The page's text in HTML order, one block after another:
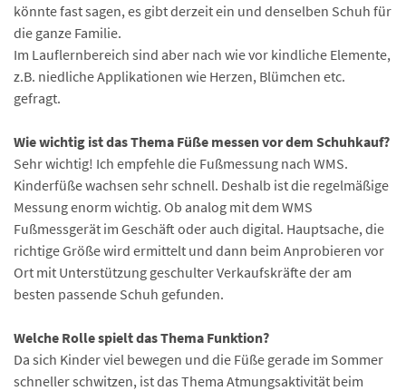
könnte fast sagen, es gibt derzeit ein und denselben Schuh für
die ganze Familie.
Im Lauflernbereich sind aber nach wie vor kindliche Elemente,
z.B. niedliche Applikationen wie Herzen, Blümchen etc.
gefragt.
Wie wichtig ist das Thema Füße messen vor dem Schuhkauf?
Sehr wichtig! Ich empfehle die Fußmessung nach WMS.
Kinderfüße wachsen sehr schnell. Deshalb ist die regelmäßige
Messung enorm wichtig. Ob analog mit dem WMS
Fußmessgerät im Geschäft oder auch digital. Hauptsache, die
richtige Größe wird ermittelt und dann beim Anprobieren vor
Ort mit Unterstützung geschulter Verkaufskräfte der am
besten passende Schuh gefunden.
Welche Rolle spielt das Thema Funktion?
Da sich Kinder viel bewegen und die Füße gerade im Sommer
schneller schwitzen, ist das Thema Atmungsaktivität beim